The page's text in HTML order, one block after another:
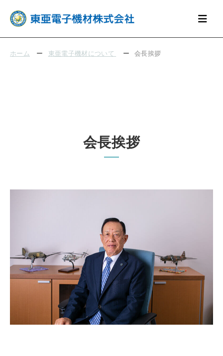
ホーム ー 東亜電子機材について ー 会長挨拶
会長挨拶